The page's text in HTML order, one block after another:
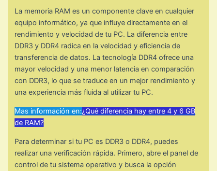
La memoria RAM es un componente clave en cualquier
equipo informático, ya que influye directamente en el
rendimiento y velocidad de tu PC. La diferencia entre
DDR3 y DDR4 radica en la velocidad y eficiencia de
transferencia de datos. La tecnología DDR4 ofrece una
mayor velocidad y una menor latencia en comparación
con DDR3, lo que se traduce en un mejor rendimiento y
una experiencia más fluida al utilizar tu PC.
Mas información en:¿Qué diferencia hay entre 4 y 6 GB
de RAM?
Para determinar si tu PC es DDR3 o DDR4, puedes
realizar una verificación rápida. Primero, abre el panel de
control de tu sistema operativo y busca la opción